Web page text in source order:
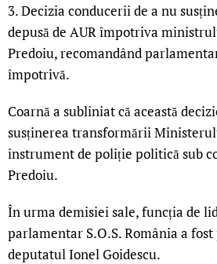
3. Decizia conducerii de a nu
depusă de AUR împotriva
Predoiu, recomandând
împotrivă.
Coarnă a subliniat că această
susținerea transformării
instrument de poliție politică sub
Predoiu.
În urma demisiei sale, funcția de
parlamentar S.O.S. România a
deputatul Ionel Goidescu.